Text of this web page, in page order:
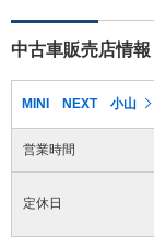
中古車販売店情報
MINI NEXT 小山
営業時間
定休日